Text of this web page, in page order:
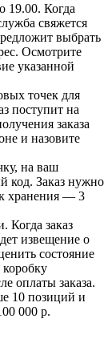
19.00. Когда
свяжется
выбрать
Осмотрите
указанной
точек для
поступит на
заказа
и назовите
на ваш
код. Заказ нужно
хранения — 3
Когда заказ
извещение о
состояние
коробку
оплаты заказа.
10 позиций и
000 р.